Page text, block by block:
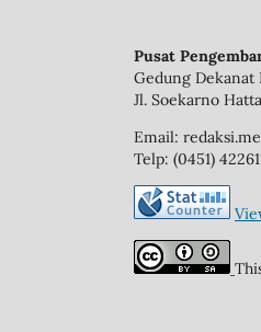
Pusat
Gedung Dekanat
Jl. Soekarno
Email:
Telp: (0451)